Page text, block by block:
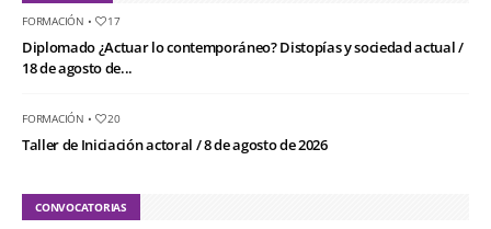
FORMACIÓN • 17
Diplomado ¿Actuar lo contemporáneo? Distopías y sociedad actual /
18 de agosto de...
FORMACIÓN • 20
Taller de Iniciación actoral / 8 de agosto de 2026
CONVOCATORIAS